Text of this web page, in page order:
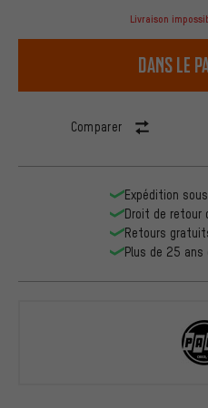
Livraison
dans le
Comparer
Expédition
Droit de retour
Retours
Plus de 25 ans